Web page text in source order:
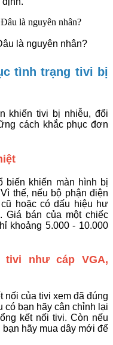
là nguyên nhân?
tình trạng tivi bị
khiến tivi bị nhiễu, đổi
cách khắc phục đơn
biến khiến màn hình bị
thế, nếu bộ phận điện
hoặc có dấu hiệu hư
Giá bán của một chiếc
khoảng 5.000 - 10.000
như cáp VGA,
nối của tivi xem đã đúng
có bạn hãy cân chỉnh lại
kết nối tivi. Còn nếu
hãy mua dây mới để